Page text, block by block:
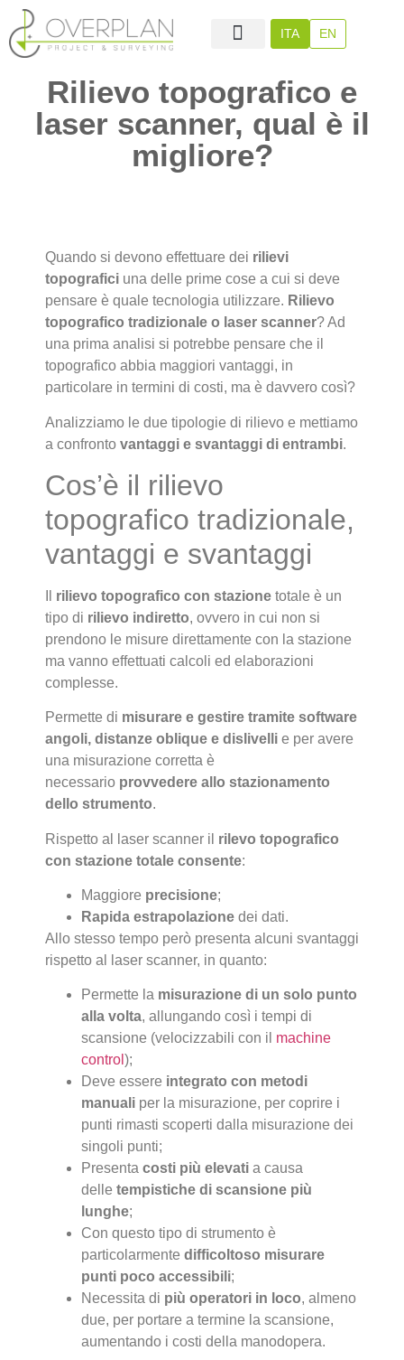
ITA EN
Rilievo topografico e
laser scanner, qual è il
migliore?
Quando si devono effettuare dei rilievi
topografici una delle prime cose a cui si deve
pensare è quale tecnologia utilizzare. Rilievo
topografico tradizionale o laser scanner? Ad
una prima analisi si potrebbe pensare che il
topografico abbia maggiori vantaggi, in
particolare in termini di costi, ma è davvero così?
Analizziamo le due tipologie di rilievo e mettiamo
a confronto vantaggi e svantaggi di entrambi.
Cos’è il rilievo
topografico tradizionale,
vantaggi e svantaggi
rilievo topografico con stazione totale è un
tipo di rilievo indiretto, ovvero in cui non si
prendono le misure direttamente con la stazione
ma vanno effettuati calcoli ed elaborazioni
complesse.
Permette di misurare e gestire tramite software
angoli, distanze oblique e dislivelli e per avere
una misurazione corretta è
necessario provvedere allo stazionamento
dello strumento.
Rispetto al laser scanner il rilevo topografico
con stazione totale consente:
Maggiore precisione;
Rapida estrapolazione dei dati.
Allo stesso tempo però presenta alcuni svantaggi
rispetto al laser scanner, in quanto:
Permette la misurazione di un solo punto
alla volta, allungando così i tempi di
scansione (velocizzabili con il machine
control );
Deve essere integrato con metodi
manuali per la misurazione, per coprire i
punti rimasti scoperti dalla misurazione dei
singoli punti;
Presenta costi più elevati a causa
delle tempistiche di scansione più
lunghe;
Con questo tipo di strumento è
particolarmente difficoltoso misurare
punti poco accessibili;
Necessita di più operatori in loco, almeno
due, per portare a termine la scansione,
aumentando i costi della manodopera.